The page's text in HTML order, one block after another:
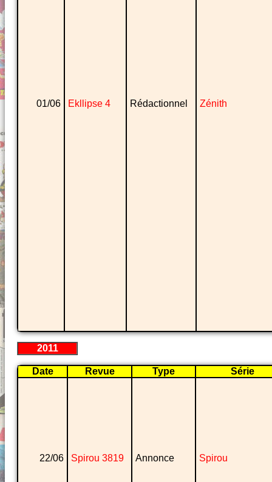
01/06 Ekllipse 4 Rédactionnel Zénith
2011
Date Revue Type Série
22/06 Spirou 3819 Annonce Spirou